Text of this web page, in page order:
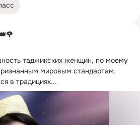
таджикских женщин, по моему
мировым стандартам.
в традициях...